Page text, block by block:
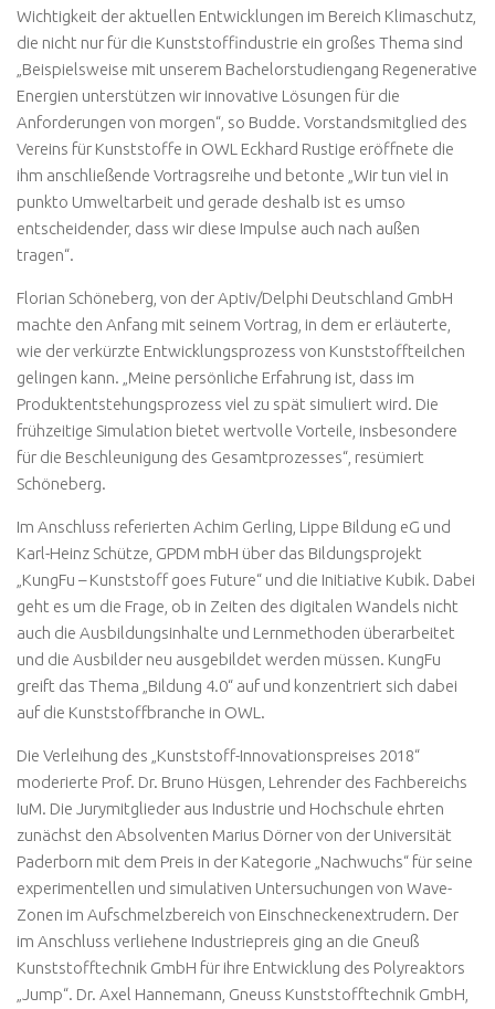
Wichtigkeit der aktuellen Entwicklungen im Bereich Klimaschutz,
die nicht nur für die Kunststoffindustrie ein großes Thema sind
„Beispielsweise mit unserem Bachelorstudiengang Regenerative
Energien unterstützen wir innovative Lösungen für die
Anforderungen von morgen“, so Budde. Vorstandsmitglied des
Vereins für Kunststoffe in OWL Eckhard Rustige eröffnete die
ihm anschließende Vortragsreihe und betonte „Wir tun viel in
punkto Umweltarbeit und gerade deshalb ist es umso
entscheidender, dass wir diese Impulse auch nach außen
tragen“.
Florian Schöneberg, von der Aptiv/Delphi Deutschland GmbH
machte den Anfang mit seinem Vortrag, in dem er erläuterte,
wie der verkürzte Entwicklungsprozess von Kunststoffteilchen
gelingen kann. „Meine persönliche Erfahrung ist, dass im
Produktentstehungsprozess viel zu spät simuliert wird. Die
frühzeitige Simulation bietet wertvolle Vorteile, insbesondere
für die Beschleunigung des Gesamtprozesses“, resümiert
Schöneberg.
Im Anschluss referierten Achim Gerling, Lippe Bildung eG und
Karl-Heinz Schütze, GPDM mbH über das Bildungsprojekt
„KungFu – Kunststoff goes Future“ und die Initiative Kubik. Dabei
geht es um die Frage, ob in Zeiten des digitalen Wandels nicht
auch die Ausbildungsinhalte und Lernmethoden überarbeitet
und die Ausbilder neu ausgebildet werden müssen. KungFu
greift das Thema „Bildung 4.0“ auf und konzentriert sich dabei
auf die Kunststoffbranche in OWL.
Die Verleihung des „Kunststoff-Innovationspreises 2018“
moderierte Prof. Dr. Bruno Hüsgen, Lehrender des Fachbereichs
IuM. Die Jurymitglieder aus Industrie und Hochschule ehrten
zunächst den Absolventen Marius Dörner von der Universität
Paderborn mit dem Preis in der Kategorie „Nachwuchs“ für seine
experimentellen und simulativen Untersuchungen von Wave-
Zonen im Aufschmelzbereich von Einschneckenextrudern. Der
im Anschluss verliehene Industriepreis ging an die Gneuß
Kunststofftechnik GmbH für ihre Entwicklung des Polyreaktors
„Jump“. Dr. Axel Hannemann, Gneuss Kunststofftechnik GmbH,